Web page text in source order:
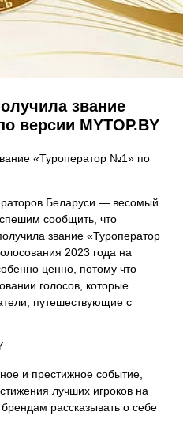
звание
версии MYTOP.BY
«Туроператор №1» по
Беларуси — весомый
сообщить, что
звание «Туроператор
2023 года на
ценно, потому что
голосов, которые
путешествующие с
и престижное событие,
лучших игроков на
рассказывать о себе